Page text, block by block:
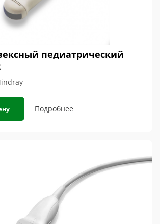
педиатрический
Подробнее